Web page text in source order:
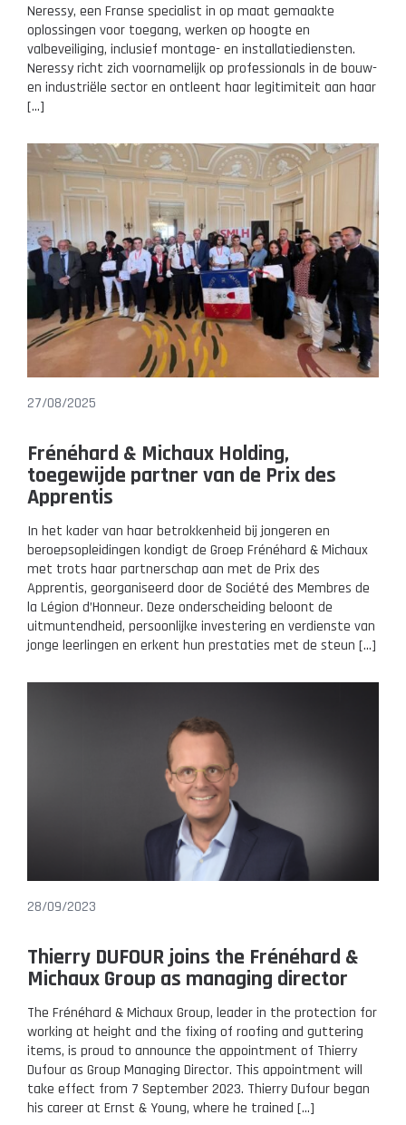
Neressy, een Franse specialist in op maat gemaakte
oplossingen voor toegang, werken op hoogte en
valbeveiliging, inclusief montage- en installatiediensten.
Neressy richt zich voornamelijk op professionals in de bouw-
en industriële sector en ontleent haar legitimiteit aan haar
[…]
27/08/2025
Frénéhard & Michaux Holding,
toegewijde partner van de Prix des
Apprentis
In het kader van haar betrokkenheid bij jongeren en
beroepsopleidingen kondigt de Groep Frénéhard & Michaux
met trots haar partnerschap aan met de Prix des
Apprentis, georganiseerd door de Société des Membres de
la Légion d’Honneur. Deze onderscheiding beloont de
uitmuntendheid, persoonlijke investering en verdienste van
jonge leerlingen en erkent hun prestaties met de steun […]
28/09/2023
Thierry DUFOUR joins the Frénéhard &
Michaux Group as managing director
The Frénéhard & Michaux Group, leader in the protection for
working at height and the fixing of roofing and guttering
items, is proud to announce the appointment of Thierry
Dufour as Group Managing Director. This appointment will
take effect from 7 September 2023. Thierry Dufour began
his career at Ernst & Young, where he trained […]